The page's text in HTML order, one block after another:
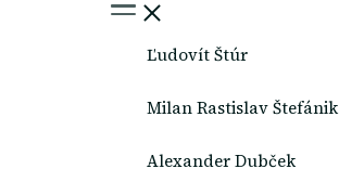
Ľudovít Štúr
Milan Rastislav Štefánik
Alexander Dubček